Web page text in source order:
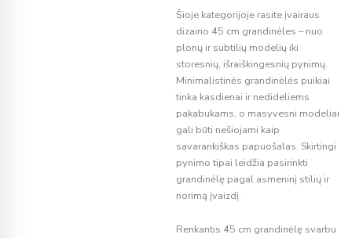
Šioje kategorijoje rasite įvairaus
dizaino 45 cm grandinėles – nuo
plonų ir subtilių modelių iki
storesnių, išraiškingesnių pynimų.
Minimalistinės grandinėlės puikiai
tinka kasdienai ir nedideliems
pakabukams, o masyvesni modeliai
gali būti nešiojami kaip
savarankiškas papuošalas. Skirtingi
pynimo tipai leidžia pasirinkti
grandinėlę pagal asmeninį stilių ir
norimą įvaizdį.
Renkantis 45 cm grandinėlę svarbu